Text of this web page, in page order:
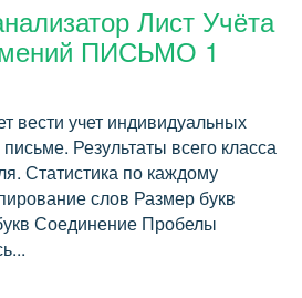
Лист Учёта
ПИСЬМО 1
вести учет индивидуальных
Результаты всего класса
Статистика по каждому
слов Размер букв
Соединение Пробелы